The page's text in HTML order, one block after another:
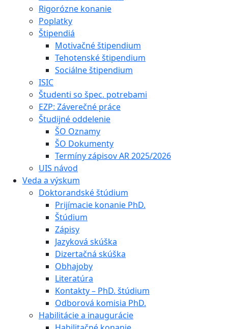
Rigorózne konanie
Poplatky
Štipendiá
Motivačné štipendium
Tehotenské štipendium
Sociálne štipendium
ISIC
Študenti so špec. potrebami
EZP: Záverečné práce
Študijné oddelenie
ŠO Oznamy
ŠO Dokumenty
Termíny zápisov AR 2025/2026
UIS návod
Veda a výskum
Doktorandské štúdium
Prijímacie konanie PhD.
Štúdium
Zápisy
Jazyková skúška
Dizertačná skúška
Obhajoby
Literatúra
Kontakty – PhD. štúdium
Odborová komisia PhD.
Habilitácie a inaugurácie